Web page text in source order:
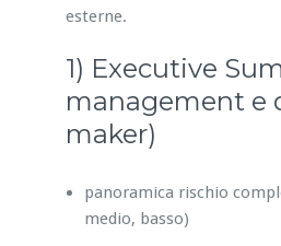
esterne.
1) Executive
management e
maker)
panoramica rischio
medio, basso)